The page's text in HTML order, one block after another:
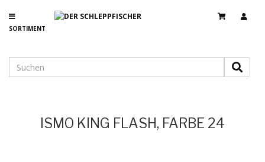
SORTIMENT
ISMO KING FLASH, FARBE 24